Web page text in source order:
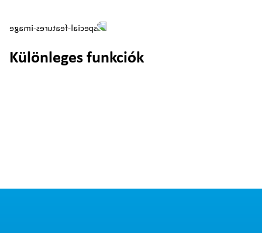
Különleges funkciók